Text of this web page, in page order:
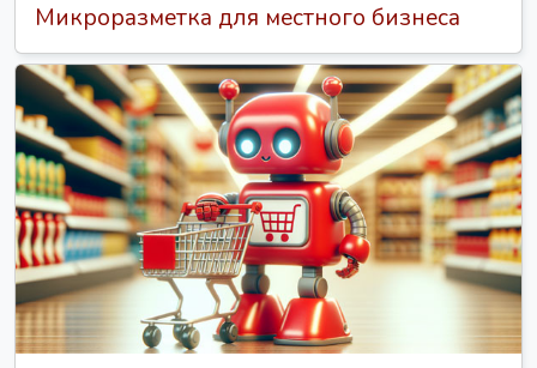
Микроразметка для местного бизнеса